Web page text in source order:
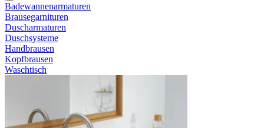
Badewannenarmaturen
Brausegarnituren
Duscharmaturen
Duschsysteme
Handbrausen
Kopfbrausen
Waschtisch